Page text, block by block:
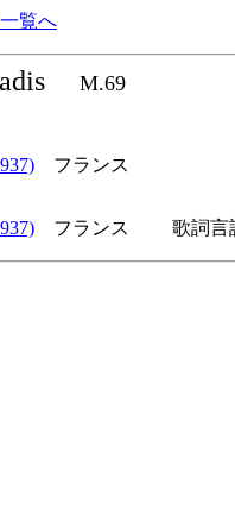
覧へ
M.69
フランス
フランス 歌詞言語